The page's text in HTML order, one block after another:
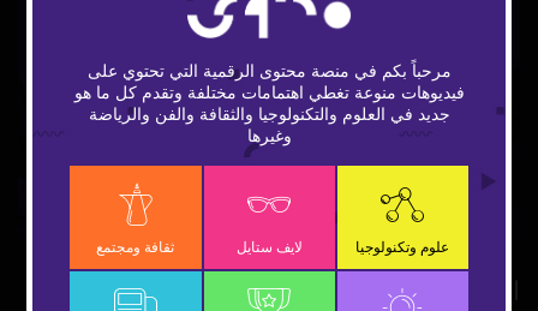
Play
Video
السماء تمطر ألماساً
مرحباً بكم في منصة محتوى الرقمية التي تحتوي على
فيديوهات منوعة تغطي اهتمامات مختلفة وتقدم كل ما هو
جديد في العلوم والتكنولوجيا والثقافة والفن والرياضة
وغيرها
علوم وتكنولوجيا لايف ستايل ثقافة ومجتمع